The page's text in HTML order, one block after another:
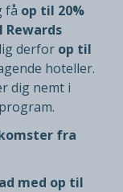
få op til 20%
Rewards
derfor op til
hoteller.
dig nemt i
fra
med op til